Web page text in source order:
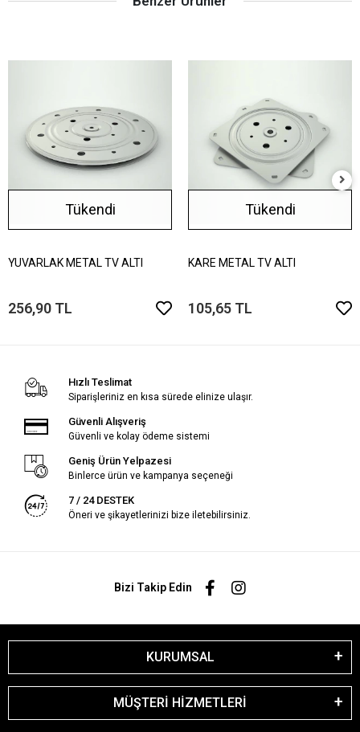
Tükendi
YUVARLAK METAL TV ALTI
256,90 TL
Tükendi
KARE METAL TV ALTI
105,65 TL
Hızlı Teslimat
Siparişleriniz en kısa sürede elinize ulaşır.
Güvenli Alışveriş
Güvenli ve kolay ödeme sistemi
Geniş Ürün Yelpazesi
Binlerce ürün ve kampanya seçeneği
7 / 24 DESTEK
Öneri ve şikayetlerinizi bize iletebilirsiniz.
Bizi Takip Edin
KURUMSAL
MÜŞTERİ HİZMETLERİ